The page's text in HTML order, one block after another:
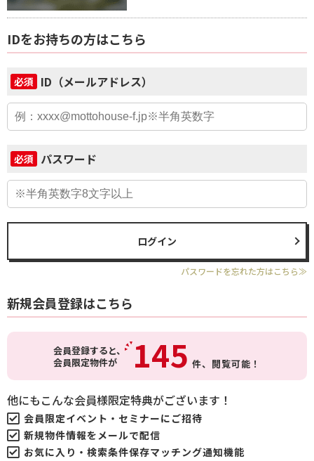
IDをお持ちの方はこちら
必須 ID（メールアドレス）
必須 パスワード
ログイン
パスワードを忘れた方はこちら≫
新規会員登録はこちら
会員登録すると、
会員限定物件が
145 件、 閲覧可能！
他にもこんな会員様限定特典がございます！
会員限定イベント・セミナーにご招待
新規物件情報をメールで配信
お気に入り・検索条件保存マッチング通知機能